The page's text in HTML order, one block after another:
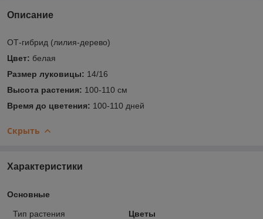
Описание
ОТ-гибрид (лилия-дерево)
Цвет: белая
Размер луковицы: 14/16
Высота растения: 100-110 см
Время до цветения: 100-110 дней
Скрыть
Характеристики
Основные
Тип растения
Цветы